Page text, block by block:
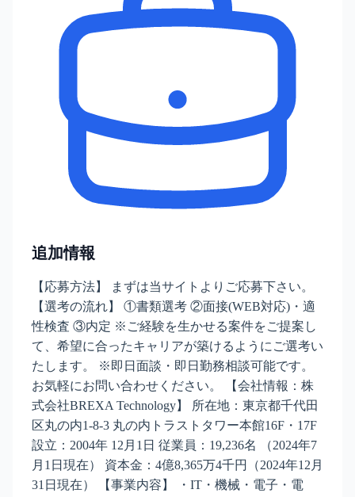
追加情報
【応募方法】 まずは当サイトよりご応募下さい。
【選考の流れ】 ①書類選考 ②面接(WEB対応)・適
性検査 ③内定 ※ご経験を生かせる案件をご提案し
て、希望に合ったキャリアが築けるようにご選考い
たします。 ※即日面談・即日勤務相談可能です。
お気軽にお問い合わせください。 【会社情報：株
式会社BREXA Technology】 所在地：東京都千代田
区丸の内1-8-3 丸の内トラストタワー本館16F・17F
設立：2004年 12月1日 従業員：19,236名 （2024年7
月1日現在） 資本金：4億8,365万4千円（2024年12月
31日現在） 【事業内容】 ・IT・機械・電子・電